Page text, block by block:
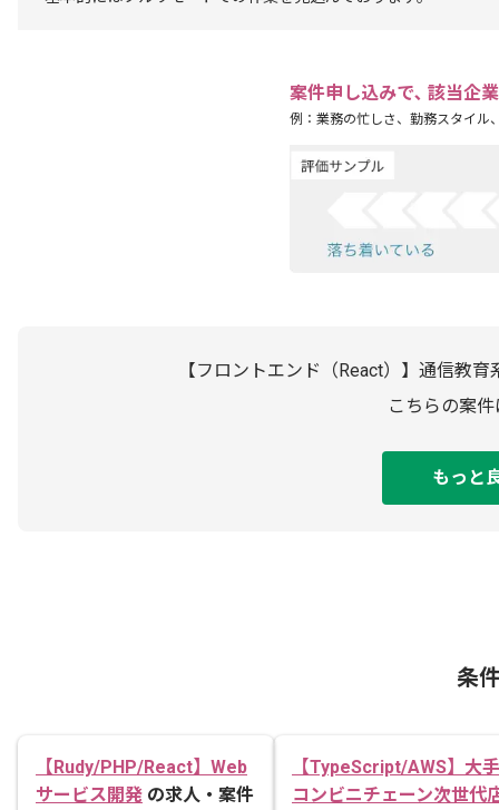
案件申し込みで､ 該当企
例：業務の忙しさ、勤務スタイル
【フロントエンド（React）】通信教
こちらの案
もっと
条
【Rudy/PHP/React】Web
サービス開発 の求人・案件
【TypeScript/AWS】大手
コンビニチェーン次世代